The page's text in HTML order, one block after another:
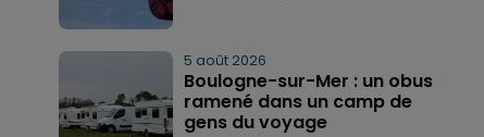
5 août 2026
Boulogne-sur-Mer : un obus
ramené dans un camp de
gens du voyage